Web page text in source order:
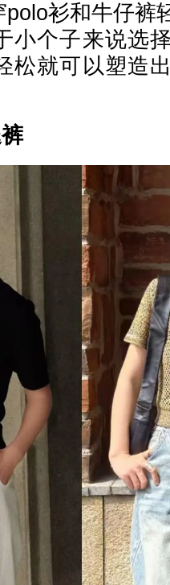
衫和牛仔裤
小个子来说选
松就可以塑造